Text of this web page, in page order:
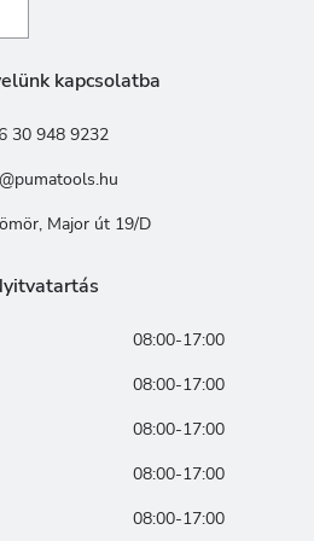
kapcsolatba
30 948 9232
Major út 19/D
08:00-17:00
08:00-17:00
08:00-17:00
08:00-17:00
08:00-17:00